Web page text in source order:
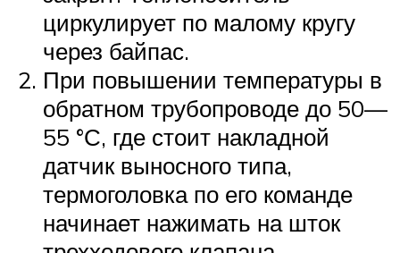
циркулирует по малому кругу
через байпас.
При повышении температуры в
обратном трубопроводе до 50—
55 °С, где стоит накладной
датчик выносного типа,
термоголовка по его команде
начинает нажимать на шток